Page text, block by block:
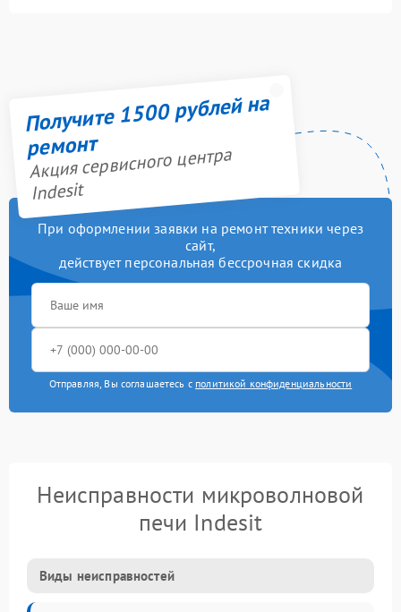
Получите 1500 рублей на
ремонт
Акция сервисного центра
Indesit
При оформлении заявки на ремонт техники через
сайт,
действует персональная бессрочная скидка
Отправляя, Вы соглашаетесь с политикой конфиденциальности
Неисправности микроволновой
печи Indesit
Виды неисправностей